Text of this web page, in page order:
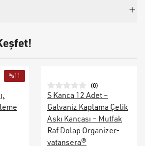
%11
(0)
S Kanca 12 Adet –
Galvaniz Kaplama Çelik
Askı Kancası – Mutfak
Raf Dolap Organizer-
vatansera®